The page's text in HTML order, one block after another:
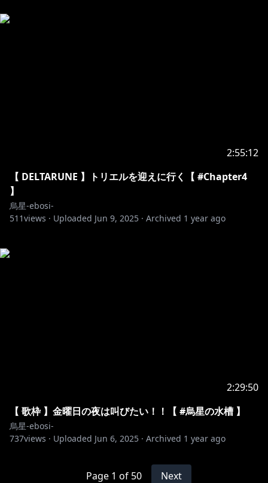
2:55:12
【 DELTARUNE 】トリエルを迎えに行く【 #Chapter4
】
烏星-ebosi-
511views · Uploaded Jun 9, 2025 · Archived 1 year ago
2:29:50
【 歌枠 】金曜日の夜は叫びたい！！【 #烏星の水槽 】
烏星-ebosi-
737views · Uploaded Jun 6, 2025 · Archived 1 year ago
Page 1 of 50 Next